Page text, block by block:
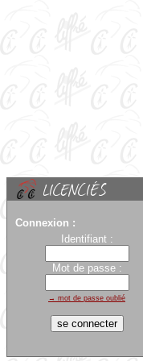
Connexion :
Identifiant :
Mot de passe :
→ mot de passe oublié